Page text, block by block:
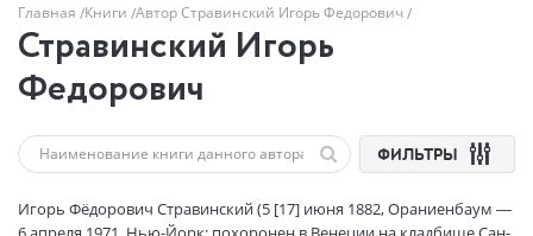
Главная Книги Автор Стравинский Игорь Федорович
Стравинский Игорь
Федорович
ФИЛЬТРЫ
Игорь Фёдорович Стравинский (5 [17] июня 1882, Ораниенбаум —